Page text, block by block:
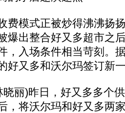
模式正被炒得沸沸扬
爆出整合好又多超市之
，入场条件相当苛刻。
好又多和沃尔玛签订新
)昨日，好又多多个供
，将沃尔玛和好又多两